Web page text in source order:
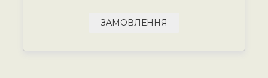
ЗАМОВЛЕННЯ